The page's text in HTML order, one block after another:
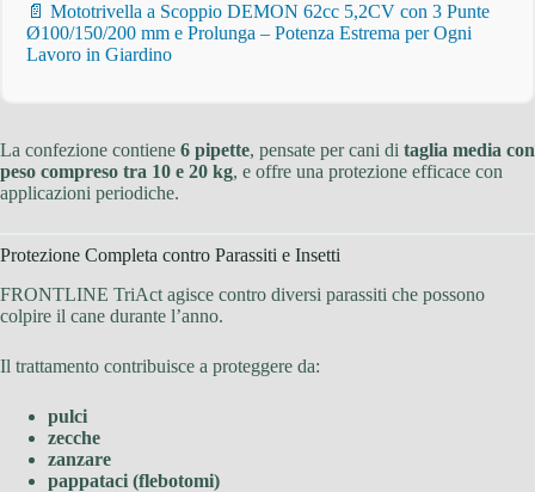
📄 Mototrivella a Scoppio DEMON 62cc 5,2CV con 3 Punte
Ø100/150/200 mm e Prolunga – Potenza Estrema per Ogni
Lavoro in Giardino
La confezione contiene 6 pipette, pensate per cani di taglia media con
peso compreso tra 10 e 20 kg, e offre una protezione efficace con
applicazioni periodiche.
Protezione Completa contro Parassiti e Insetti
FRONTLINE TriAct agisce contro diversi parassiti che possono
colpire il cane durante l’anno.
Il trattamento contribuisce a proteggere da:
pulci
zecche
zanzare
pappataci (flebotomi)